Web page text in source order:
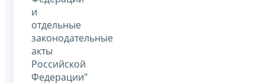
и
отдельные
законодательные
акты
Российской
Федерации"